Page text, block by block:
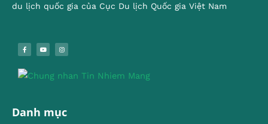
du lịch quốc gia của Cục Du lịch Quốc gia Việt Nam
Danh mục